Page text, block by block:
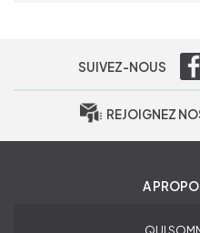
SUIVEZ-NOUS
REJOIGNEZ
A